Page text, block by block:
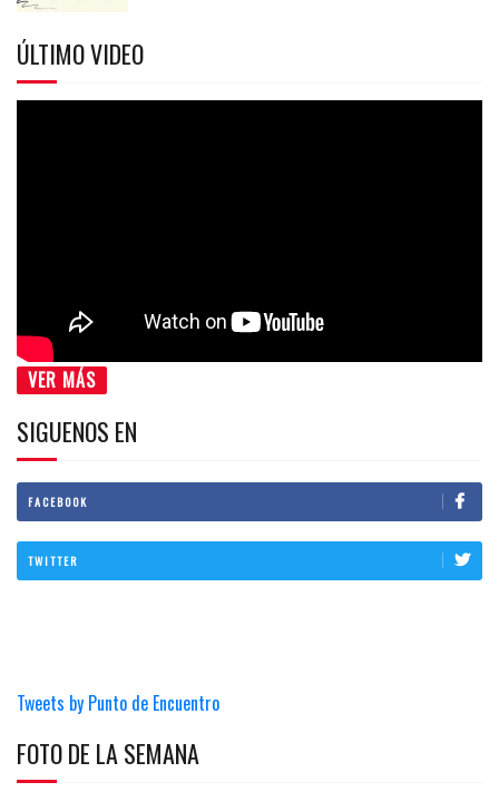
ÚLTIMO VIDEO
VER MÁS
SIGUENOS EN
FACEBOOK
TWITTER
Tweets by Punto de Encuentro
FOTO DE LA SEMANA